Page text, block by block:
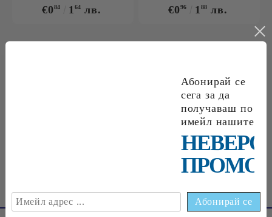
€084 164 лв. €096 188 лв.
Абонирай се
сега за да
получаваш по
имейл нашите